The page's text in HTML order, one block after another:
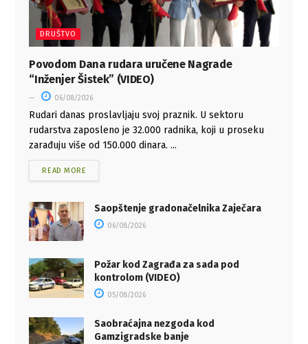
DRUŠTVO
Povodom Dana rudara uručene Nagrade
“Inženjer Šistek” (VIDEO)
06/08/2026
Rudari danas proslavljaju svoj praznik. U sektoru
rudarstva zaposleno je 32.000 radnika, koji u proseku
zarađuju više od 150.000 dinara. ...
READ MORE
Saopštenje gradonačelnika Zaječara
06/08/2026
Požar kod Zagrađa za sada pod
kontrolom (VIDEO)
05/08/2026
Saobraćajna nezgoda kod
Gamzigradske banje